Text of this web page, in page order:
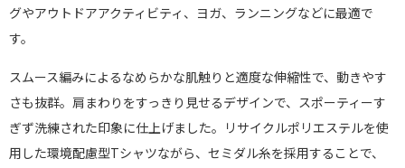
グやアウトドアアクティビティ、ヨガ、ランニングなどに最適で
す。
スムース編みによるなめらかな肌触りと適度な伸縮性で、動きやす
さも抜群。肩まわりをすっきり見せるデザインで、スポーティーす
ぎず洗練された印象に仕上げました。リサイクルポリエステルを使
用した環境配慮型Tシャツながら、セミダル糸を採用することで、